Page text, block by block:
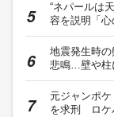
“ネパールは
容を説明「
地震発生時
悲鳴…壁や
元ジャンポ
を求刑 ロケ